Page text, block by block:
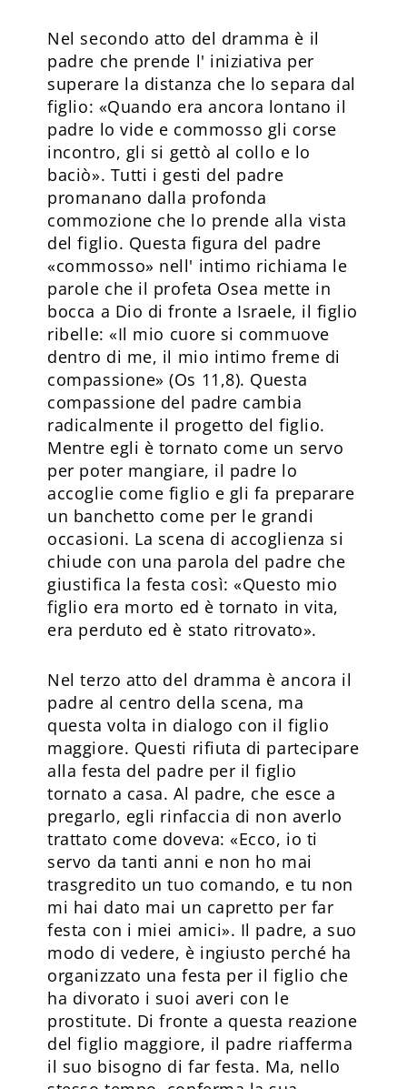
Nel secondo atto del dramma è il
padre che prende l' iniziativa per
superare la distanza che lo separa dal
figlio: «Quando era ancora lontano il
padre lo vide e commosso gli corse
incontro, gli si gettò al collo e lo
baciò». Tutti i gesti del padre
promanano dalla profonda
commozione che lo prende alla vista
del figlio. Questa figura del padre
«commosso» nell' intimo richiama le
parole che il profeta Osea mette in
bocca a Dio di fronte a Israele, il figlio
ribelle: «Il mio cuore si commuove
dentro di me, il mio intimo freme di
compassione» (Os 11,8). Questa
compassione del padre cambia
radicalmente il progetto del figlio.
Mentre egli è tornato come un servo
per poter mangiare, il padre lo
accoglie come figlio e gli fa preparare
un banchetto come per le grandi
occasioni. La scena di accoglienza si
chiude con una parola del padre che
giustifica la festa così: «Questo mio
figlio era morto ed è tornato in vita,
era perduto ed è stato ritrovato».
Nel terzo atto del dramma è ancora il
padre al centro della scena, ma
questa volta in dialogo con il figlio
maggiore. Questi rifiuta di partecipare
alla festa del padre per il figlio
tornato a casa. Al padre, che esce a
pregarlo, egli rinfaccia di non averlo
trattato come doveva: «Ecco, io ti
servo da tanti anni e non ho mai
trasgredito un tuo comando, e tu non
mi hai dato mai un capretto per far
festa con i miei amici». Il padre, a suo
modo di vedere, è ingiusto perché ha
organizzato una festa per il figlio che
ha divorato i suoi averi con le
prostitute. Di fronte a questa reazione
del figlio maggiore, il padre riafferma
il suo bisogno di far festa. Ma, nello